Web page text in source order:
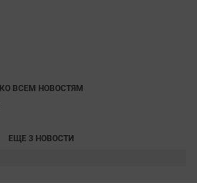
КО ВСЕМ НОВОСТЯМ
ЕЩЕ 3 НОВОСТИ